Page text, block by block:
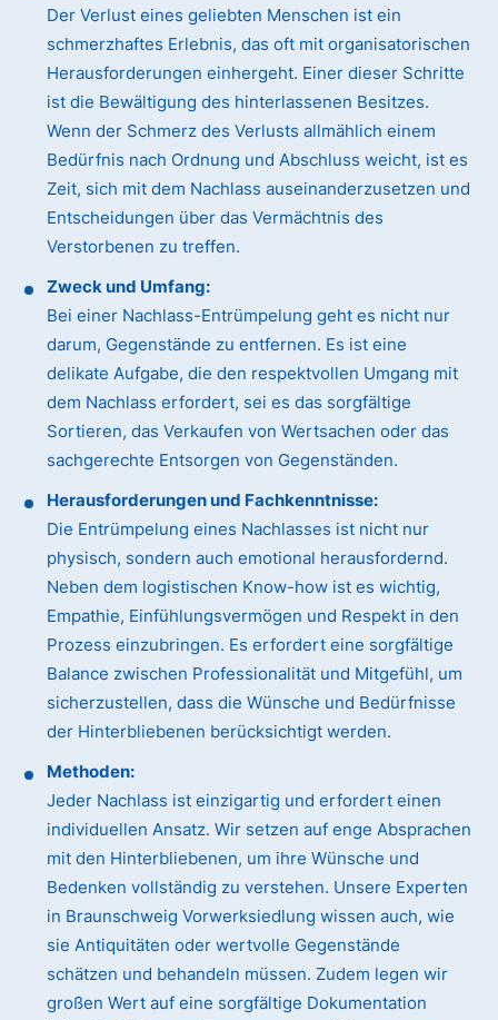
Der Verlust eines geliebten Menschen ist ein
schmerzhaftes Erlebnis, das oft mit organisatorischen
Herausforderungen einhergeht. Einer dieser Schritte
ist die Bewältigung des hinterlassenen Besitzes.
Wenn der Schmerz des Verlusts allmählich einem
Bedürfnis nach Ordnung und Abschluss weicht, ist es
Zeit, sich mit dem Nachlass auseinanderzusetzen und
Entscheidungen über das Vermächtnis des
Verstorbenen zu treffen.
Zweck und Umfang:
Bei einer Nachlass-Entrümpelung geht es nicht nur
darum, Gegenstände zu entfernen. Es ist eine
delikate Aufgabe, die den respektvollen Umgang mit
dem Nachlass erfordert, sei es das sorgfältige
Sortieren, das Verkaufen von Wertsachen oder das
sachgerechte Entsorgen von Gegenständen.
Herausforderungen und Fachkenntnisse:
Die Entrümpelung eines Nachlasses ist nicht nur
physisch, sondern auch emotional herausfordernd.
Neben dem logistischen Know-how ist es wichtig,
Empathie, Einfühlungsvermögen und Respekt in den
Prozess einzubringen. Es erfordert eine sorgfältige
Balance zwischen Professionalität und Mitgefühl, um
sicherzustellen, dass die Wünsche und Bedürfnisse
der Hinterbliebenen berücksichtigt werden.
Methoden:
Jeder Nachlass ist einzigartig und erfordert einen
individuellen Ansatz. Wir setzen auf enge Absprachen
mit den Hinterbliebenen, um ihre Wünsche und
Bedenken vollständig zu verstehen. Unsere Experten
in Braunschweig Vorwerksiedlung wissen auch, wie
sie Antiquitäten oder wertvolle Gegenstände
schätzen und behandeln müssen. Zudem legen wir
großen Wert auf eine sorgfältige Dokumentation